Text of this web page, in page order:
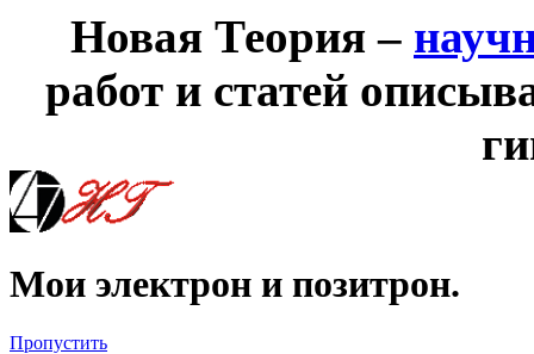
Новая Теория –
работ и статей
Мои электрон и позитрон.
Пропустить